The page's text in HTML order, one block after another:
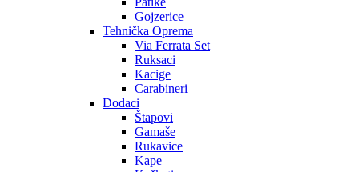
Gojzerice
Tehnička Oprema
Via Ferrata Set
Ruksaci
Kacige
Carabineri
Dodaci
Štapovi
Gamaše
Rukavice
Kape